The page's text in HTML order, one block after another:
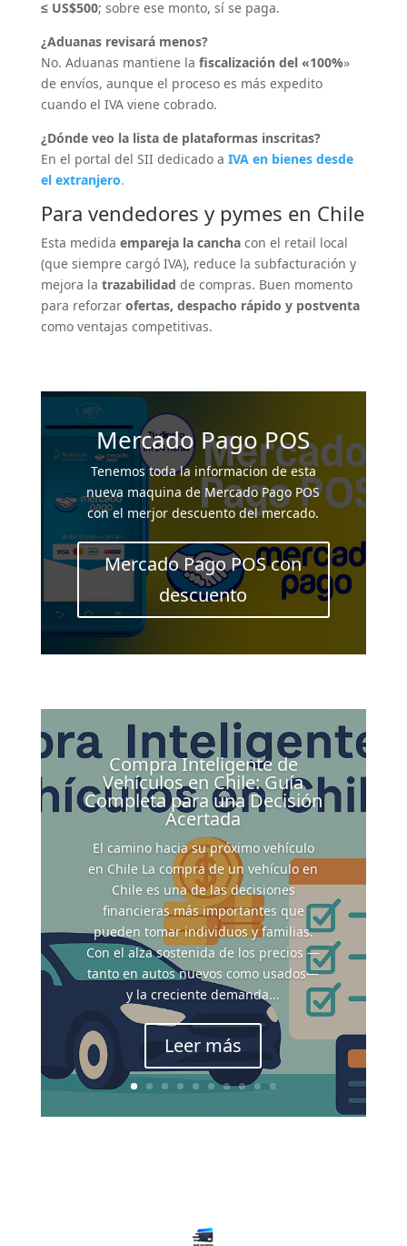
≤ US$500; sobre ese monto, sí se paga.
¿Aduanas revisará menos?
No. Aduanas mantiene la fiscalización del «100%»
de envíos, aunque el proceso es más expedito
cuando el IVA viene cobrado.
¿Dónde veo la lista de plataformas inscritas?
En el portal del SII dedicado a IVA en bienes desde
el extranjero.
Para vendedores y pymes en Chile
Esta medida empareja la canchacon el retail local
(que siempre cargó IVA), reduce la subfacturación y
mejora la trazabilidad de compras. Buen momento
para reforzar ofertas, despacho rápido y postventa
como ventajas competitivas.
Mercado Pago POS
Tenemos toda la informacion de esta
nueva maquina de Mercado Pago POS
con el merjor descuento del mercado.
Mercado Pago POS con
descuento
Compra Inteligente de
Vehículos en Chile: Guía
Completa para una Decisión
Acertada
El camino hacia su próximo vehículo
en Chile La compra de un vehículo en
Chile es una de las decisiones
financieras más importantes que
pueden tomar individuos y familias.
Con el alza sostenida de los precios —
tanto en autos nuevos como usados—
y la creciente demanda...
Leer más